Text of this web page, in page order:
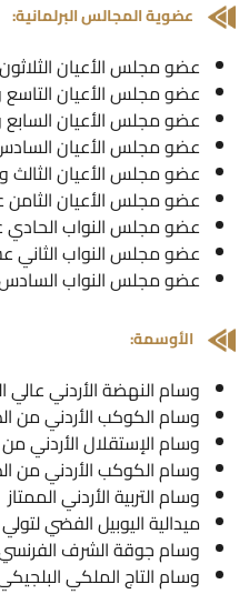
عضوية المجالس البرلمانية:
عضو مجلس الأعيان الثلاثون 2024
عضو مجلس الأعيان التاسع
عضو مجلس الأعيان السابع
عضو مجلس الأعيان السادس
عضو مجلس الأعيان الثالث والعشرين
عضو مجلس الأعيان الثامن عشر 1997 -
عضو مجلس النواب الحادي عشر 1989-
عضو مجلس النواب الثاني عشر 1993-
عضو مجلس النواب السادس عشر 2010
الأوسمة:
وسام النهضة الأردني عالي
وسام الكوكب الأردني من
وسام الإستقلال الأردني من
وسام الكوكب الأردني من
وسام التربية الأردني الممتاز
ميدالية اليوبيل الفضي لتولي
وسام جوقة الشرف الفرنسي
وسام التاج الملكي البلجيكي